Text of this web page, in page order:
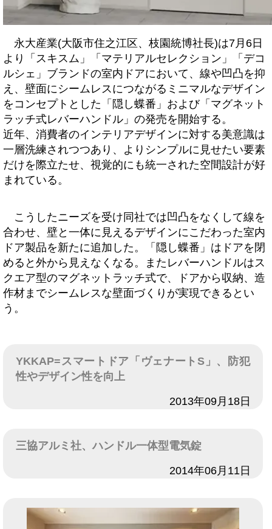
永大産業(大阪市住之江区、枝園統博社長)は7月6日
より「スキスム」「マテリアルセレクション」「デコ
ルシェ」ブランドの室内ドアにおいて、線や凹凸を抑
え、壁面にシームレスにつながるミニマルなデザイン
をコンセプトとした「隠し蝶番」および「マグネット
ラッチ式レバーハンドル」の発売を開始する。
近年、消費者のインテリアデザインに対する美意識は
一層洗練されつつあり、よりシンプルに見せたい要素
だけを際立たせ、視覚的にも統一された空間設計が好
まれている。
こうしたニーズを受け同社では凹凸をなくして線を
合わせ、壁と一体に見えるデザインにこだわった室内
ドア製品を新たに追加した。「隠し蝶番」はドアを閉
めると外から見えなくなる。またレバーハンドルはス
クエア型のマグネットラッチ式で、ドアから収納、造
作材までシームレスな壁面づくりが実現できるとい
う。
YKKAP=スマートドア「ヴェナートS」、防犯
性やデザイン性を向上
2013年09月18日
三協アルミ社、ハンドル一体型電気錠
2014年06月11日